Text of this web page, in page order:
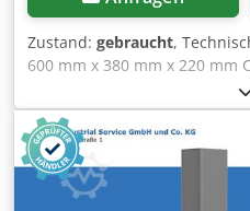
Zustand: gebraucht,
600 mm x 380 mm x 220 mm